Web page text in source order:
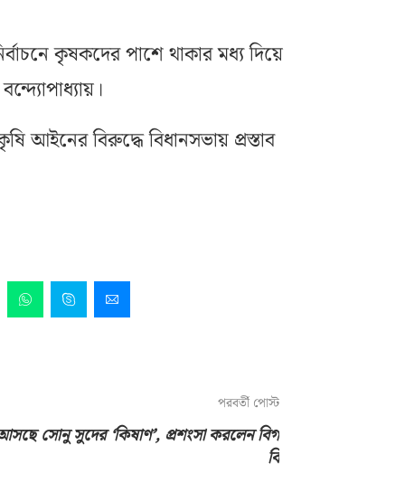
কৃষকদের পাশে থাকার মধ্য দিয়ে
আইনের বিরুদ্ধে বিধানসভায় প্রস্তাব
পরবর্তী পোস্ট
সোনু সুদের ‘কিষাণ’, প্রশংসা করলেন বিগ
বি